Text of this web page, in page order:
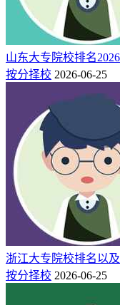
山东大专院校排名
按分择校 2026-06-25
浙江大专院校排名以
按分择校 2026-06-25